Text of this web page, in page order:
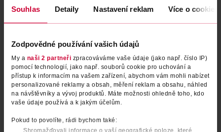
Souhlas Detaily Nastavení reklam Více o cookies
Zodpovědné používání vašich údajů
My a naši 2 partneři zpracováváme vaše údaje (jako např. číslo IP)
pomocí technologií, jako např. souborů cookie pro uchování a
přístup k informacím na vašem zařízení, abychom vám mohli nabízet
personalizované reklamy a obsah, měření reklam a obsahu, náhled
na návštěvníky a vývoj produktů. Máte možnosti ohledně toho, kdo
vaše údaje používá a k jakým účelům.
Pokud to povolíte, rádi bychom také:
Shromažďovali informace o vaší geografické poloze, které
Babybio
49.90 Kč
DO KOŠÍKU
Obj. č.: 1313659
Sunar
39.90 Kč
DO KOŠÍKU
Obj. č.: 643849